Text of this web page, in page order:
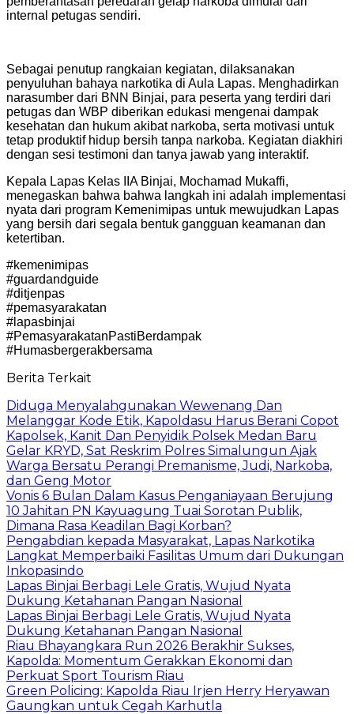
internal petugas sendiri.
Sebagai penutup rangkaian kegiatan, dilaksanakan
penyuluhan bahaya narkotika di Aula Lapas. Menghadirkan
narasumber dari BNN Binjai, para peserta yang terdiri dari
petugas dan WBP diberikan edukasi mengenai dampak
kesehatan dan hukum akibat narkoba, serta motivasi untuk
tetap produktif hidup bersih tanpa narkoba. Kegiatan diakhiri
dengan sesi testimoni dan tanya jawab yang interaktif.
Kepala Lapas Kelas IIA Binjai, Mochamad Mukaffi,
menegaskan bahwa bahwa langkah ini adalah implementasi
nyata dari program Kemenimipas untuk mewujudkan Lapas
yang bersih dari segala bentuk gangguan keamanan dan
ketertiban.
#kemenimipas
#guardandguide
#ditjenpas
#pemasyarakatan
#lapasbinjai
#PemasyarakatanPastiBerdampak
#Humasbergerakbersama
Berita Terkait
Diduga Menyalahgunakan Wewenang Dan
Melanggar Kode Etik, Kapoldasu Harus Berani Copot
Kapolsek, Kanit Dan Penyidik Polsek Medan Baru
Gelar KRYD, Sat Reskrim Polres Simalungun Ajak
Warga Bersatu Perangi Premanisme, Judi, Narkoba,
dan Geng Motor
Vonis 6 Bulan Dalam Kasus Penganiayaan Berujung
10 Jahitan PN Kayuagung Tuai Sorotan Publik,
Dimana Rasa Keadilan Bagi Korban?
Pengabdian kepada Masyarakat, Lapas Narkotika
Langkat Memperbaiki Fasilitas Umum dari Dukungan
Inkopasindo
Lapas Binjai Berbagi Lele Gratis, Wujud Nyata
Dukung Ketahanan Pangan Nasional
Lapas Binjai Berbagi Lele Gratis, Wujud Nyata
Dukung Ketahanan Pangan Nasional
Riau Bhayangkara Run 2026 Berakhir Sukses,
Kapolda: Momentum Gerakkan Ekonomi dan
Perkuat Sport Tourism Riau
Green Policing: Kapolda Riau Irjen Herry Heryawan
Gaungkan untuk Cegah Karhutla